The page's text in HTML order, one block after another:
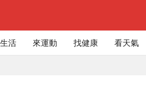
活 來運動 找健康 看天氣